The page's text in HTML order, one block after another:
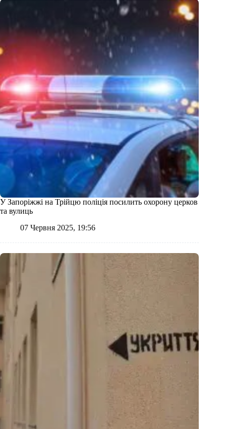
У Запоріжжі на Трійцю поліція посилить охорону церков
та вулиць
07 Червня 2025, 19:56